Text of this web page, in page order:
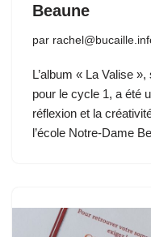
Beaune
par
L’album « La Valise
pour le cycle 1, a été
réflexion et la
l’école Notre-Dame